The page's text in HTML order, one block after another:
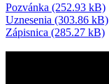
Pozvánka (252.93 kB)
Uznesenia (303.86 kB)
Zápisnica (285.27 kB)